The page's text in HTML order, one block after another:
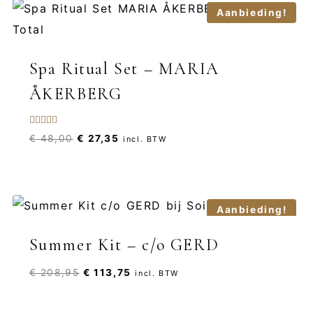
Aanbieding!
Spa Ritual Set – MARIA
ÅKERBERG
Gewaardeerd
5.00
€48,00 Oorspronkelijke
€ 27,35 Huidige
incl. BTW
Aanbieding!
Summer Kit – c/o GERD
€208,95 Oorspronkelijke
€ 113,75 Huidige
incl. BTW